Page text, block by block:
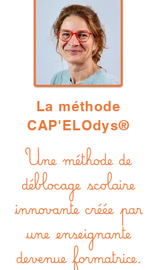
La méthode
CAP'ELOdys®
Une méthode de
déblocage scolaire
innovante créée par
une enseignante
devenue formatrice.